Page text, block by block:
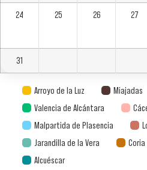
24 25 26 27
31
Arroyo de la Luz Miajadas
Valencia de Alcántara
Malpartida de Plasencia
Jarandilla de la Vera
Coria
Alcuéscar